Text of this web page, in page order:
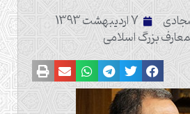
7 اردیبهشت 1393
بزرگ اسلامی